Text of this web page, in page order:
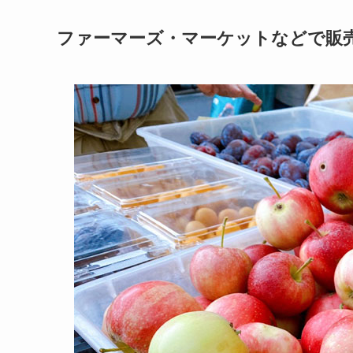
ファーマーズ・マーケットなどで販